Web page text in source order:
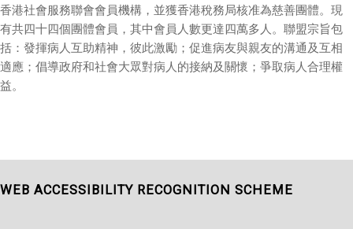
香港社會服務聯會會員機構，並獲香港稅務局核准為慈善團體。現
有共四十四個團體會員，其中會員人數更達四萬多人。聯盟宗旨包
括：發揮病人互助精神，彼此激勵；促進病友與親友的溝通及互相
適應；倡導政府和社會大眾對病人的接納及關懷；爭取病人合理權
益。
WEB ACCESSIBILITY RECOGNITION SCHEME